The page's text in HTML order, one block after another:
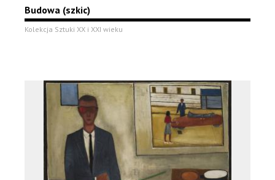
Budowa (szkic)
Kolekcja Sztuki XX i XXI wieku